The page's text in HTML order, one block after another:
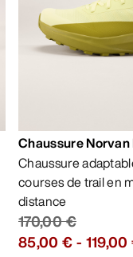
Chaussure
Chaussure
courses de trail en
distance
170,00 €
85,00 €-